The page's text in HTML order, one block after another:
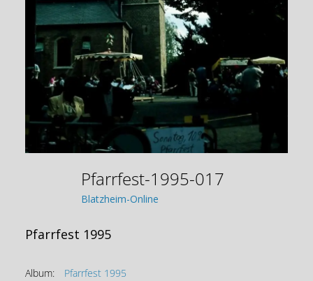
Pfarrfest-1995-017
Blatzheim-Online
Pfarrfest 1995
Album: Pfarrfest 1995